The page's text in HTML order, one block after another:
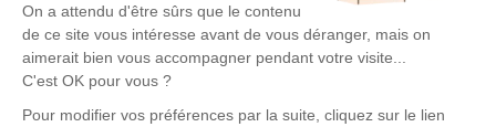
04 22 67 53 67
contact@pompes-funebres-de-la-raho.com
21 Rue des Tamaris – 66180 – Villeneuve-de-la-Raho
5/5 – 246 avis
Nos Services Liens utiles